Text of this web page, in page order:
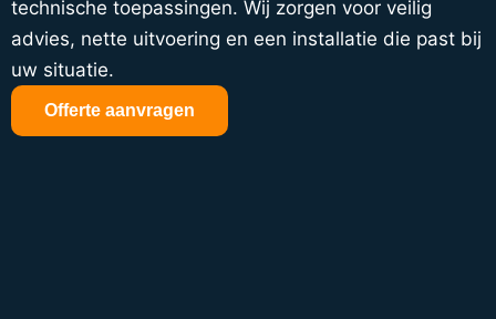
technische toepassingen. Wij zorgen voor veilig
advies, nette uitvoering en een installatie die past bij
uw situatie.
Offerte aanvragen